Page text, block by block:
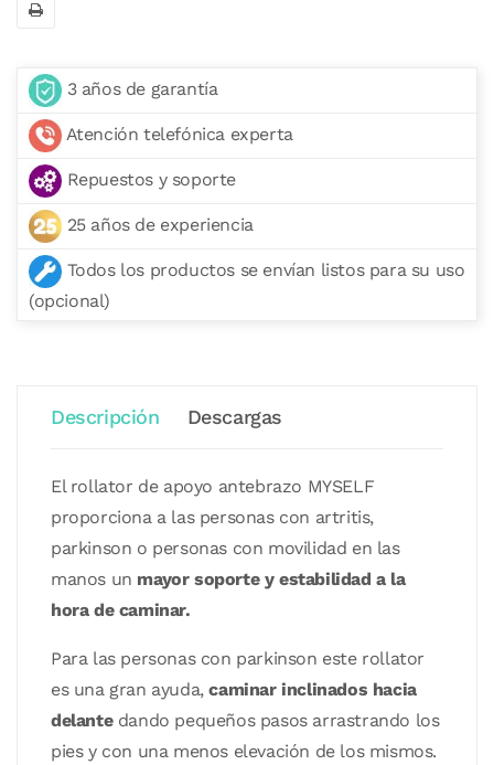
3 años de garantía
Atención telefónica experta
Repuestos y soporte
25 años de experiencia
Todos los productos se envían listos para su uso
(opcional)
Descripción Descargas
El rollator de apoyo antebrazo MYSELF
proporciona a las personas con artritis,
parkinson o personas con movilidad en las
manos un mayor soporte y estabilidad a la
hora de caminar.
Para las personas con parkinson este rollator
es una gran ayuda,caminar inclinados hacia
delantedando pequeños pasos arrastrando los
pies y con una menos elevación de los mismos.